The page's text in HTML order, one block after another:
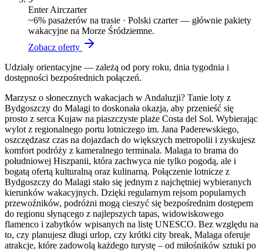
Enter Airczarter
~6% pasażerów na trasie · Polski czarter — głównie pakiety
wakacyjne na Morze Śródziemne.
Zobacz oferty
Udziały orientacyjne — zależą od pory roku, dnia tygodnia i
dostępności bezpośrednich połączeń.
Marzysz o słonecznych wakacjach w Andaluzji? Tanie loty z
Bydgoszczy do Malagi to doskonała okazja, aby przenieść się
prosto z serca Kujaw na piaszczyste plaże Costa del Sol. Wybierając
wylot z regionalnego portu lotniczego im. Jana Paderewskiego,
oszczędzasz czas na dojazdach do większych metropolii i zyskujesz
komfort podróży z kameralnego terminala. Malaga to brama do
południowej Hiszpanii, która zachwyca nie tylko pogodą, ale i
bogatą ofertą kulturalną oraz kulinarną. Połączenie lotnicze z
Bydgoszczy do Malagi stało się jednym z najchętniej wybieranych
kierunków wakacyjnych. Dzięki regularnym rejsom popularnych
przewoźników, podróżni mogą cieszyć się bezpośrednim dostępem
do regionu słynącego z najlepszych tapas, widowiskowego
flamenco i zabytków wpisanych na listę UNESCO. Bez względu na
to, czy planujesz długi urlop, czy krótki city break, Malaga oferuje
atrakcje, które zadowolą każdego turystę – od miłośników sztuki po